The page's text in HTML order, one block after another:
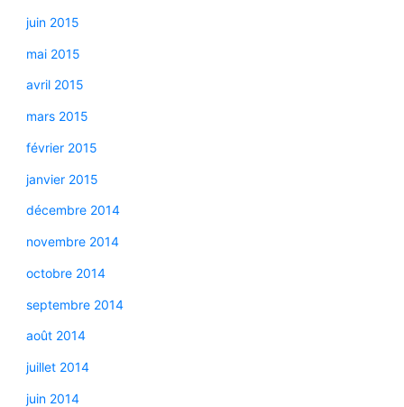
juin 2015
mai 2015
avril 2015
mars 2015
février 2015
janvier 2015
décembre 2014
novembre 2014
octobre 2014
septembre 2014
août 2014
juillet 2014
juin 2014